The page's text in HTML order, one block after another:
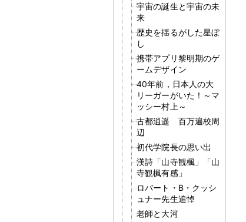
宇宙の誕生と宇宙の未
来
歴史を揺るがした星ぼ
し
携帯アプリ黎明期のゲ
ームデザイン
40年前，日本人の大
リーガーがいた！～マ
ッシー村上～
古都逍遥 百万遍校周
辺
初代学院長の思い出
漢詩「山寺観楓」「山
寺観楓有感」
ロバート・B・クッシ
ュナー先生追悼
老師と大河